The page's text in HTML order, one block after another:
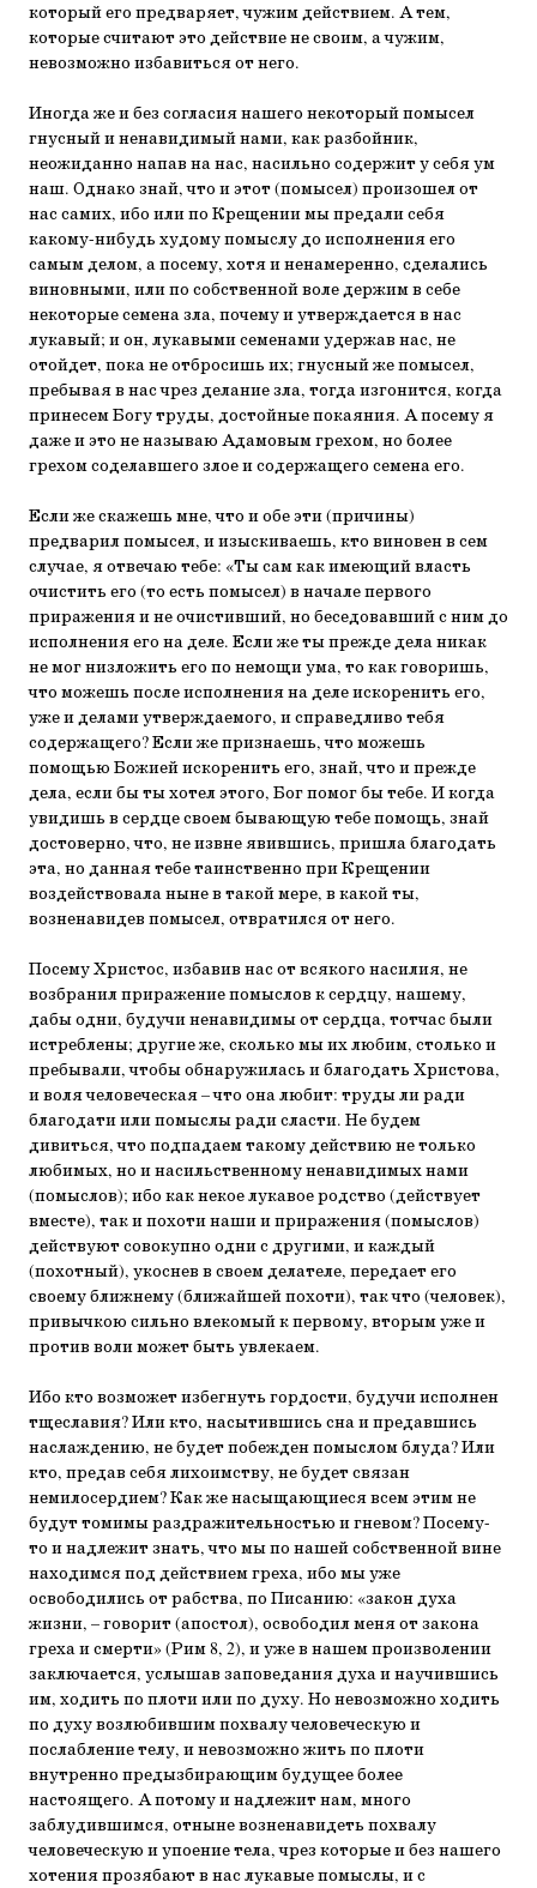
который его предваряет, чужим действием. А тем,
которые считают это действие не своим, а чужим,
невозможно избавиться от него.
Иногда же и без согласия нашего некоторый помысел
гнусный и ненавидимый нами, как разбойник,
неожиданно напав на нас, насильно содержит у себя ум
наш. Однако знай, что и этот (помысел) произошел от
нас самих, ибо или по Крещении мы предали себя
какому-нибудь худому помыслу до исполнения его
самым делом, а посему, хотя и ненамеренно, сделались
виновными, или по собственной воле держим в себе
некоторые семена зла, почему и утверждается в нас
лукавый; и он, лукавыми семенами удержав нас, не
отойдет, пока не отбросишь их; гнусный же помысел,
пребывая в нас чрез делание зла, тогда изгонится, когда
принесем Богу труды, достойные покаяния. А посему я
даже и это не называю Адамовым грехом, но более
грехом соделавшего злое и содержащего семена его.
Если же скажешь мне, что и обе эти (причины)
предварил помысел, и изыскиваешь, кто виновен в сем
случае, я отвечаю тебе: «Ты сам как имеющий власть
очистить его (то есть помысел) в начале первого
приражения и не очистивший, но беседовавший с ним до
исполнения его на деле. Если же ты прежде дела никак
не мог низложить его по немощи ума, то как говоришь,
что можешь после исполнения на деле искоренить его,
уже и делами утверждаемого, и справедливо тебя
содержащего? Если же признаешь, что можешь
помощью Божией искоренить его, знай, что и прежде
дела, если бы ты хотел этого, Бог помог бы тебе. И когда
увидишь в сердце своем бывающую тебе помощь, знай
достоверно, что, не извне явившись, пришла благодать
эта, но данная тебе таинственно при Крещении
воздействовала ныне в такой мере, в какой ты,
возненавидев помысел, отвратился от него.
Посему Христос, избавив нас от всякого насилия, не
возбранил приражение помыслов к сердцу, нашему,
дабы одни, будучи ненавидимы от сердца, тотчас были
истреблены; другие же, сколько мы их любим, столько и
пребывали, чтобы обнаружилась и благодать Христова,
и воля человеческая – что она любит: труды ли ради
благодати или помыслы ради сласти. Не будем
дивиться, что подпадаем такому действию не только
любимых, но и насильственному ненавидимых нами
(помыслов); ибо как некое лукавое родство (действует
вместе), так и похоти наши и приражения (помыслов)
действуют совокупно одни с другими, и каждый
(похотный), укоснев в своем делателе, передает его
своему ближнему (ближайшей похоти), так что (человек),
привычкою сильно влекомый к первому, вторым уже и
против воли может быть увлекаем.
Ибо кто возможет избегнуть гордости, будучи исполнен
тщеславия? Или кто, насытившись сна и предавшись
наслаждению, не будет побежден помыслом блуда? Или
кто, предав себя лихоимству, не будет связан
немилосердием? Как же насыщающиеся всем этим не
будут томимы раздражительностью и гневом? Посему-
то и надлежит знать, что мы по нашей собственной вине
находимся под действием греха, ибо мы уже
освободились от рабства, по Писанию: «закон духа
жизни, – говорит (апостол), освободил меня от закона
греха и смерти» (Рим 8, 2), и уже в нашем произволении
заключается, услышав заповедания духа и научившись
им, ходить по плоти или по духу. Но невозможно ходить
по духу возлюбившим похвалу человеческую и
послабление телу, и невозможно жить по плоти
внутренно предызбирающим будущее более
настоящего. А потому и надлежит нам, много
заблудившимся, отныне возненавидеть похвалу
человеческую и упоение тела, чрез которые и без нашего
хотения прозябают в нас лукавые помыслы, и с